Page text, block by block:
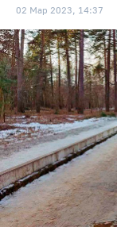
02 Мар 2023, 14:37